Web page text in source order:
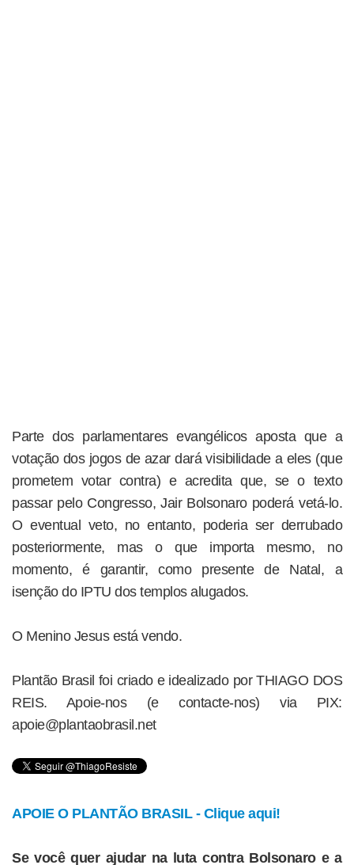
Parte dos parlamentares evangélicos aposta que a
votação dos jogos de azar dará visibilidade a eles (que
prometem votar contra) e acredita que, se o texto
passar pelo Congresso, Jair Bolsonaro poderá vetá-lo.
O eventual veto, no entanto, poderia ser derrubado
posteriormente, mas o que importa mesmo, no
momento, é garantir, como presente de Natal, a
isenção do IPTU dos templos alugados.
O Menino Jesus está vendo.
Plantão Brasil foi criado e idealizado por THIAGO DOS
REIS. Apoie-nos (e contacte-nos) via PIX:
apoie@plantaobrasil.net
APOIE O PLANTÃO BRASIL - Clique aqui!
Se você quer ajudar na luta contra Bolsonaro e a